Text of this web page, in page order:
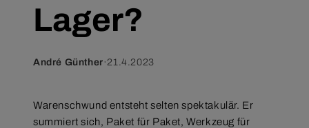
Lager?
André Günther ·21.4.2023
Warenschwund entsteht selten spektakulär. Er
summiert sich, Paket für Paket, Werkzeug für